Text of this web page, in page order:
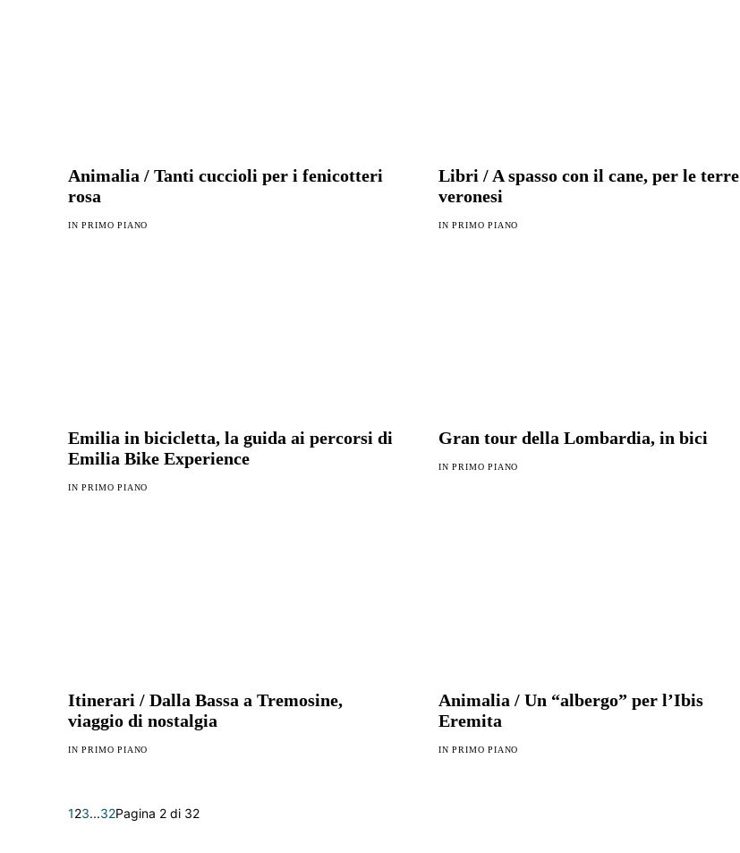
Animalia / Tanti cuccioli per i fenicotteri
rosa
IN PRIMO PIANO
Libri / A spasso con il cane, per le terre
veronesi
IN PRIMO PIANO
Emilia in bicicletta, la guida ai percorsi di
Emilia Bike Experience
IN PRIMO PIANO
Gran tour della Lombardia, in bici
IN PRIMO PIANO
Itinerari / Dalla Bassa a Tremosine,
viaggio di nostalgia
IN PRIMO PIANO
Animalia / Un “albergo” per l’Ibis
Eremita
IN PRIMO PIANO
123...32Pagina 2 di 32